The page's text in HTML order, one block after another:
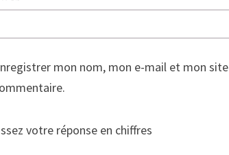
mon nom, mon e-mail et mon
votre réponse en chiffres